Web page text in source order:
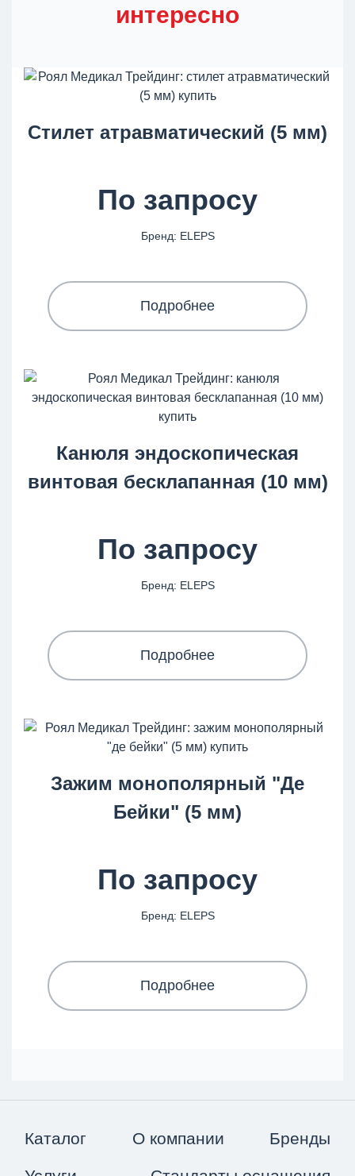
интересно
Cтилет атравматический (5 мм)
По запросу
Бренд: ELEPS
Подробнее
Канюля эндоскопическая
винтовая бесклапанная (10 мм)
По запросу
Бренд: ELEPS
Подробнее
Зажим монополярный "Де
Бейки" (5 мм)
По запросу
Бренд: ELEPS
Подробнее
Каталог О компании Бренды